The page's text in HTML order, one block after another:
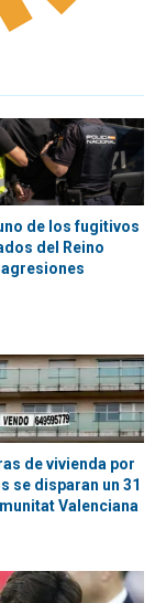
de los fugitivos
del Reino
de vivienda por
se disparan un 31
Valenciana